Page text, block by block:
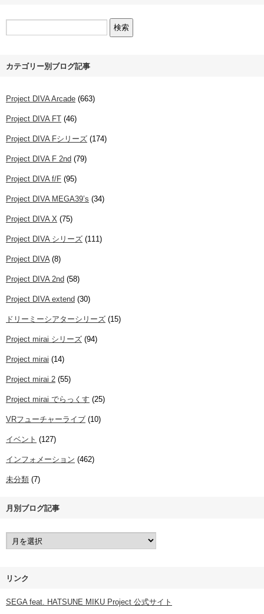
カテゴリー別ブログ記事
Project DIVA Arcade (663)
Project DIVA FT (46)
Project DIVA Fシリーズ (174)
Project DIVA F 2nd (79)
Project DIVA f/F (95)
Project DIVA MEGA39’s (34)
Project DIVA X (75)
Project DIVA シリーズ (111)
Project DIVA(8)
Project DIVA 2nd (58)
Project DIVA extend (30)
ドリーミーシアターシリーズ (15)
Project mirai シリーズ (94)
Project mirai (14)
Project mirai 2 (55)
Project mirai でらっくす (25)
VRフューチャーライブ (10)
イベント (127)
インフォメーション (462)
未分類 (7)
月別ブログ記事
リンク
SEGA feat. HATSUNE MIKU Project 公式サイト